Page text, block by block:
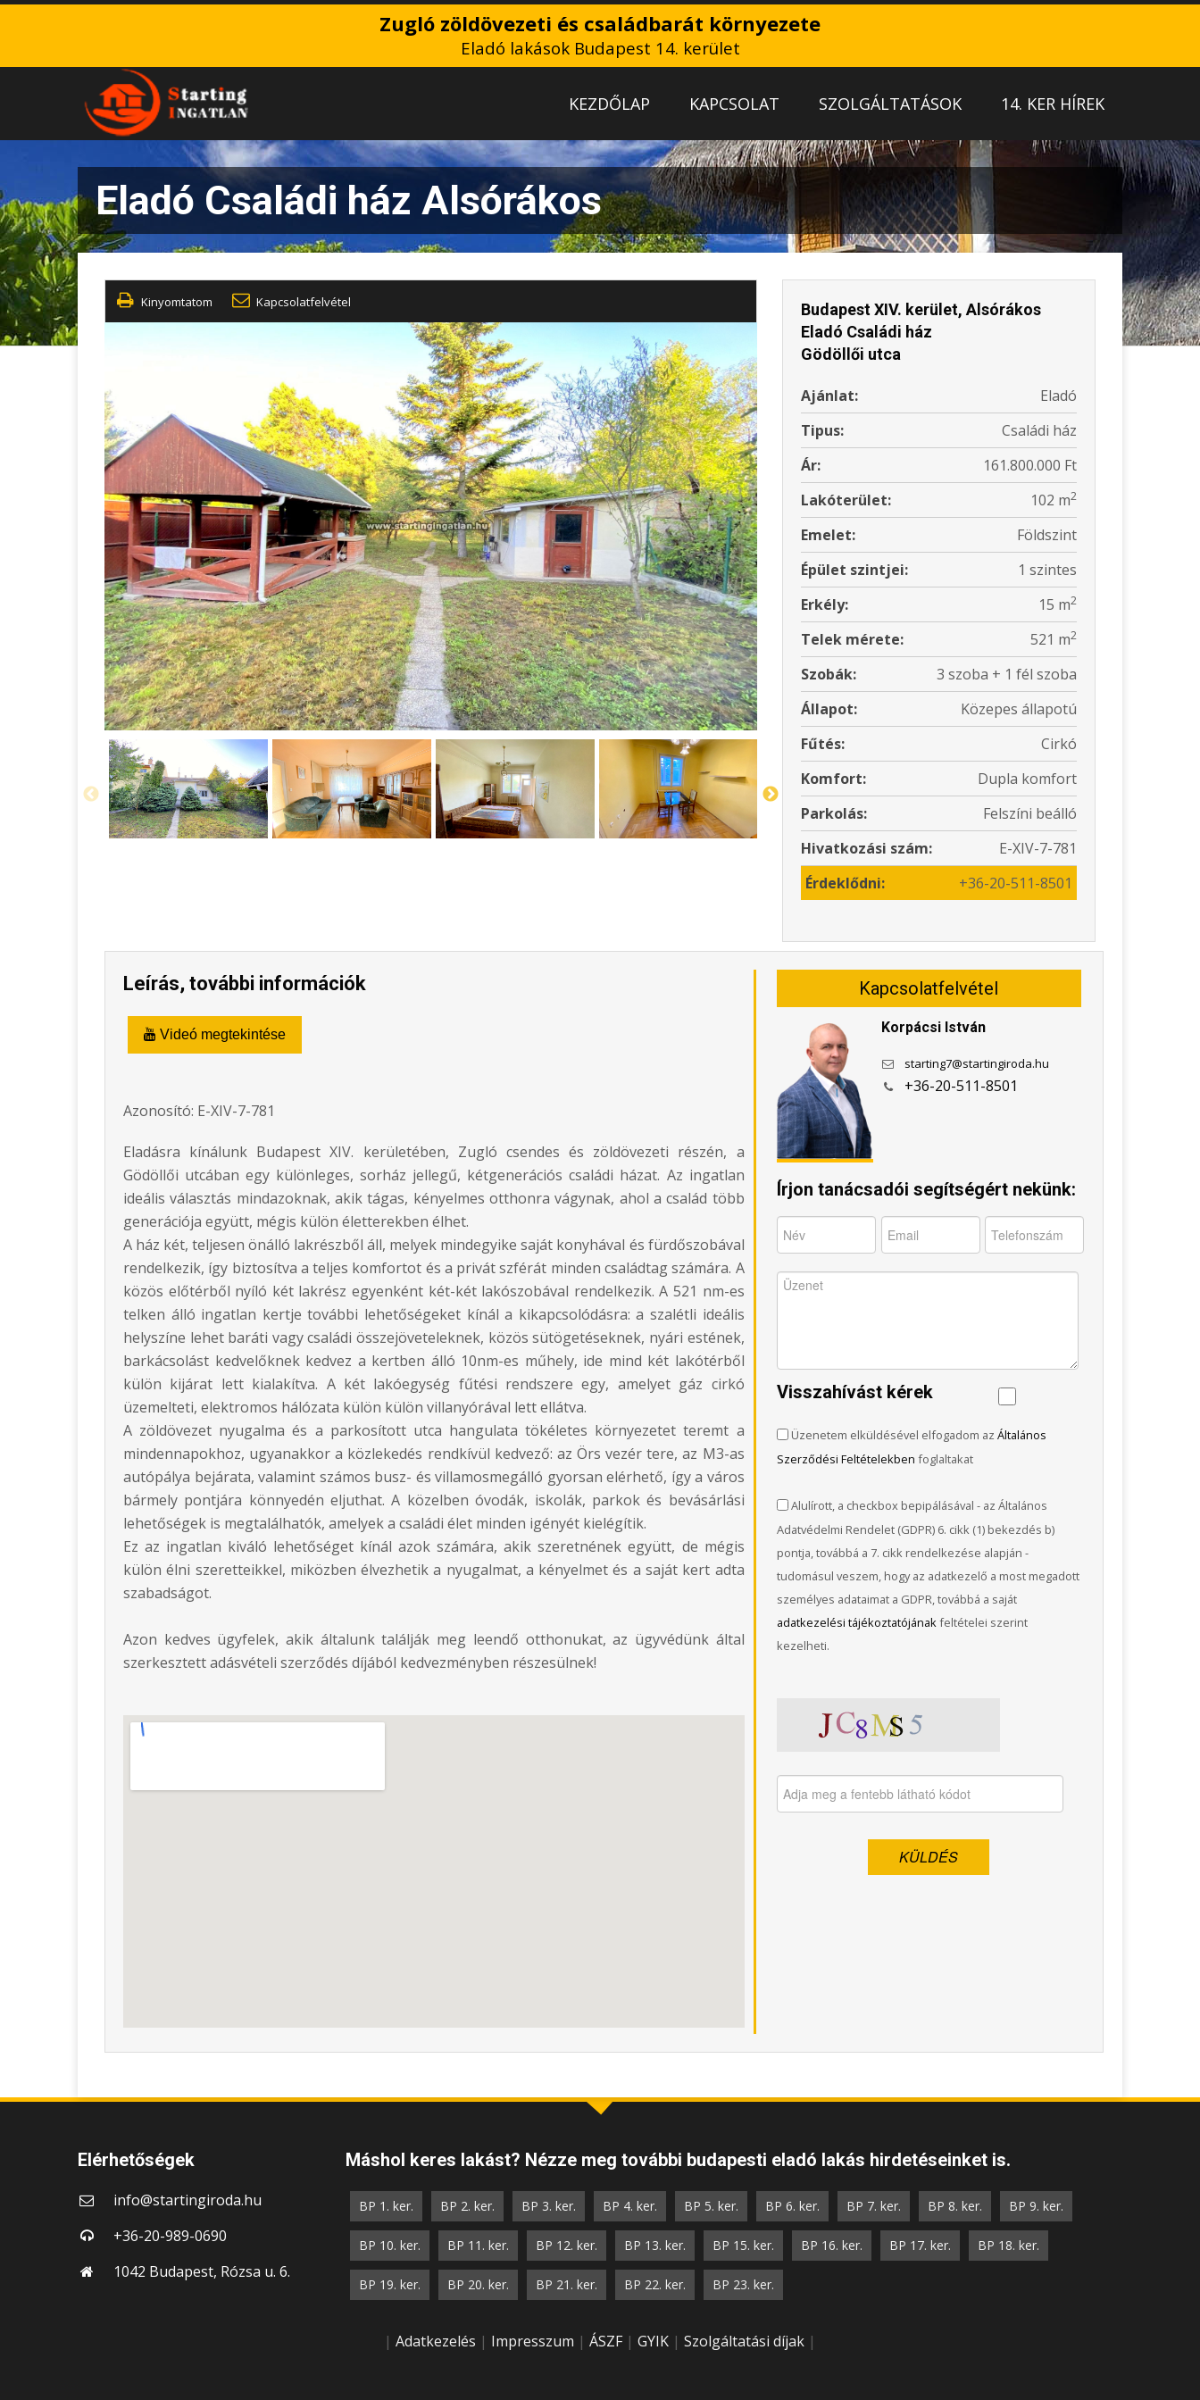
Zugló zöldövezeti és családbarát környezete
Eladó lakások Budapest 14. kerület
KEZDŐLAP KAPCSOLAT SZOLGÁLTATÁSOK 14. KER HÍREK
Eladó Családi ház Alsórákos
Kinyomtatom Kapcsolatfelvétel
Budapest XIV. kerület, Alsórákos
Eladó Családi ház
Gödöllői utca
Ajánlat:
Eladó
Tipus:
Családi ház
Ár:
161.800.000 Ft
Lakóterület:
102 m2
Emelet:
Földszint
Épület szintjei:
1 szintes
Erkély:
15 m2
Telek mérete: 521 m2
Szobák:
3 szoba + 1 fél szoba
Állapot:
Közepes állapotú
Fűtés:
Cirkó
Komfort:
Dupla komfort
Parkolás:
Felszíni beálló
Hivatkozási szám:
E-XIV-7-781
Érdeklődni:
+36-20-511-8501
Leírás, további információk
Videó megtekintése
Azonosító: E-XIV-7-781
Eladásra kínálunk Budapest XIV. kerületében, Zugló csendes és zöldövezeti részén, a
Gödöllői utcában egy különleges, sorház jellegű, kétgenerációs családi házat. Az ingatlan
ideális választás mindazoknak, akik tágas, kényelmes otthonra vágynak, ahol a család több
generációja együtt, mégis külön életterekben élhet.
A ház két, teljesen önálló lakrészből áll, melyek mindegyike saját konyhával és fürdőszobával
rendelkezik, így biztosítva a teljes komfortot és a privát szférát minden családtag számára. A
közös előtérből nyíló két lakrész egyenként két-két lakószobával rendelkezik. A 521 nm-es
telken álló ingatlan kertje további lehetőségeket kínál a kikapcsolódásra: a szalétli ideális
helyszíne lehet baráti vagy családi összejöveteleknek, közös sütögetéseknek, nyári estének,
barkácsolást kedvelőknek kedvez a kertben álló 10nm-es műhely, ide mind két lakótérből
külön kijárat lett kialakítva. A két lakóegység fűtési rendszere egy, amelyet gáz cirkó
üzemelteti, elektromos hálózata külön külön villanyórával lett ellátva.
A zöldövezet nyugalma és a parkosított utca hangulata tökéletes környezetet teremt a
mindennapokhoz, ugyanakkor a közlekedés rendkívül kedvező: az Örs vezér tere, az M3-as
autópálya bejárata, valamint számos busz- és villamosmegálló gyorsan elérhető, így a város
bármely pontjára könnyedén eljuthat. A közelben óvodák, iskolák, parkok és bevásárlási
lehetőségek is megtalálhatók, amelyek a családi élet minden igényét kielégítik.
Ez az ingatlan kiváló lehetőséget kínál azok számára, akik szeretnének együtt, de mégis
külön élni szeretteikkel, miközben élvezhetik a nyugalmat, a kényelmet és a saját kert adta
szabadságot.
Azon kedves ügyfelek, akik általunk találják meg leendő otthonukat, az ügyvédünk által
szerkesztett adásvételi szerződés díjából kedvezményben részesülnek!
Kapcsolatfelvétel
Korpácsi István
starting7@startingiroda.hu
+36-20-511-8501
Írjon tanácsadói segítségért nekünk:
Visszahívást kérek
Üzenetem elküldésével elfogadom azÁltalános
Szerződési Feltételekben foglaltakat
Alulírott, a checkbox bepipálásával - az Általános
Adatvédelmi Rendelet (GDPR) 6. cikk (1) bekezdés b)
pontja, továbbá a 7. cikk rendelkezése alapján -
tudomásul veszem, hogy az adatkezelő a most megadott
személyes adataimat a GDPR, továbbá a saját
adatkezelési tájékoztatójánakfeltételei szerint
kezelheti.
Elérhetőségek
info@startingiroda.hu
+36-20-989-0690
1042 Budapest, Rózsa u. 6.
Máshol keres lakást? Nézze meg további budapesti eladó lakás hirdetéseinket is.
BP 1. ker. BP 2. ker. BP 3. ker. BP 4. ker. BP 5. ker. BP 6. ker. BP 7. ker. BP 8. ker. BP 9. ker.
BP 10. ker. BP 11. ker. BP 12. ker. BP 13. ker. BP 15. ker. BP 16. ker. BP 17. ker. BP 18. ker.
BP 19. ker. BP 20. ker. BP 21. ker. BP 22. ker. BP 23. ker.
| Adatkezelés | Impresszum | ÁSZF | GYIK | Szolgáltatási díjak |